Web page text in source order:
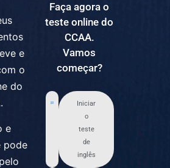
e
o
do
e
pode
Faça agora o
teste online do
CCAA.
Vamos
começar?
Iniciar
o
teste
de
inglês